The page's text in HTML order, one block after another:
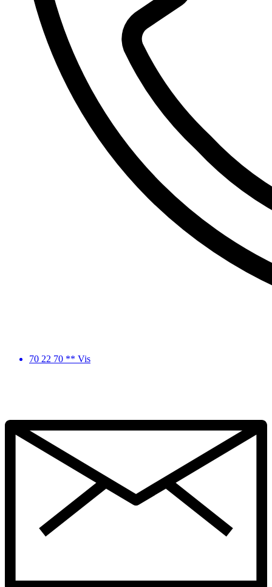
70 22 70 ** Vis